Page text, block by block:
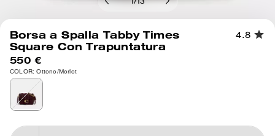
1/13
Borsa a Spalla Tabby Times
Square Con Trapuntatura
4.8
550 €
COLOR: Ottone/Merlot